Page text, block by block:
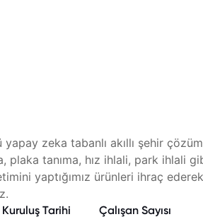
zeka tabanlı akıllı şehir
plaka tanıma, hız ihlali, park ihlali
yaptığımız ürünleri ihraç
Kuruluş Tarihi Çalışan Sayısı